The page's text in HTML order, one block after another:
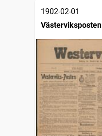
1902-02-01
Västerviksposten